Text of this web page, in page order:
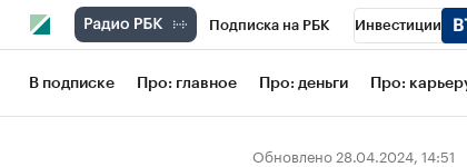
Подписка на РБК Инвестиции
Школа управления РБК РБК
В подписке Про: главное Про: деньги Про:
Обновлено 28.04.2024, 14:51